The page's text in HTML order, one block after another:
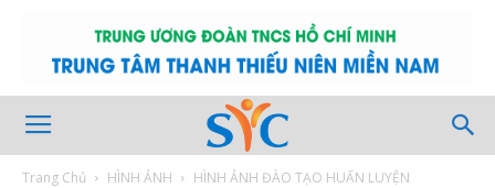
Trang Chủ HÌNH ẢNH HÌNH ẢNH ĐÀO TẠO HUẤN LUYỆN